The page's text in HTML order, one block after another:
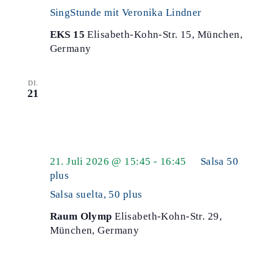
SingStunde mit Veronika Lindner
EKS 15Elisabeth-Kohn-Str. 15, München,
Germany
DI.
21
Salsa suelta, 50 plus
21. Juli 2026 @ 15:45 - 16:45
Salsa 50
plus
Raum OlympElisabeth-Kohn-Str. 29,
München, Germany